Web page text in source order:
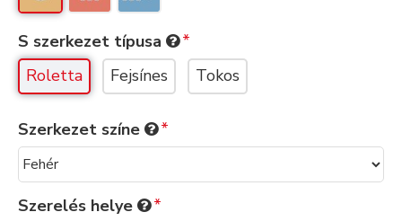
S szerkezet típusa
Roletta
Fejsínes Tokos
Szerkezet színe
Szerelés helye